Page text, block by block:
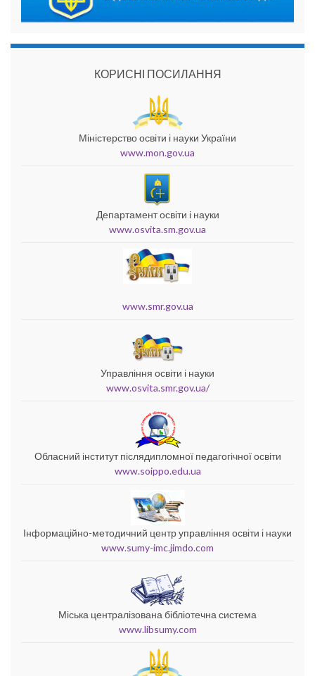
КОРИСНІ ПОСИЛАННЯ
Міністерство освіти і науки України
www.mon.gov.ua
Департамент освіти і науки
www.osvita.sm.gov.ua
www.smr.gov.ua
Управління освіти і науки
www.osvita.smr.gov.ua/
Обласний інститут післядипломної педагогічної освіти
www.soippo.edu.ua
Інформаційно-методичний центр управління освіти і науки
www.sumy-imc.jimdo.com
Міська централізована бібліотечна система
www.libsumy.com